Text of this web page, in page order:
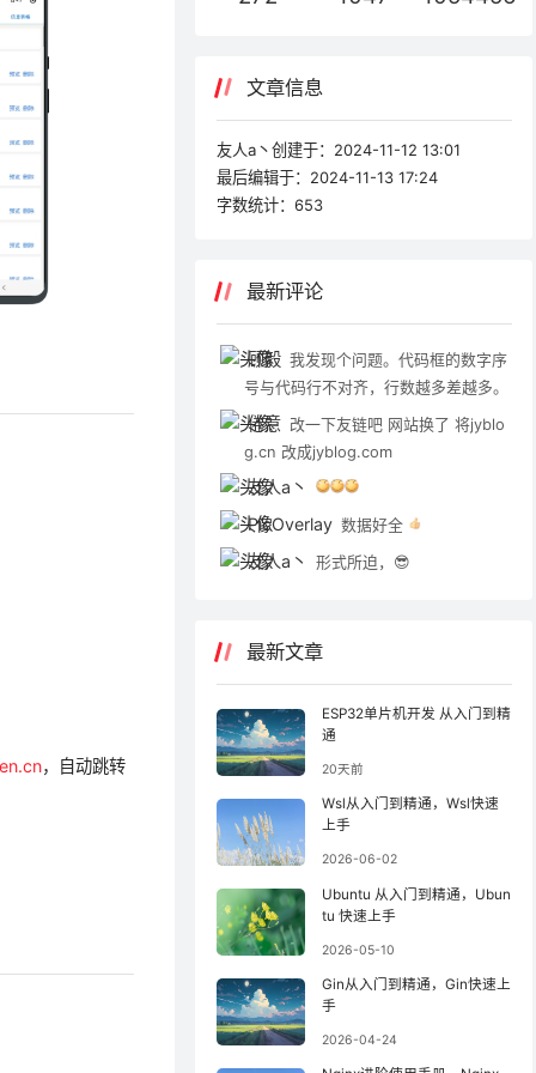
，自动跳转
文章信息
友人a丶创建于： 2024-11-12 13:01
最后编辑于： 2024-11-13 17:24
字数统计：653
最新评论
顾毅 我发现个问题。代码框的数字序
号与代码行不对齐，行数越多差越多。
倦意 改一下友链吧 网站换了 将jyblo
g.cn 改成jyblog.com
友人a丶
PicOverlay 数据好全
友人a丶 形式所迫，😎
最新文章
ESP32单片机开发 从入门到精
通
20天前
Wsl从入门到精通，Wsl快速
上手
2026-06-02
Ubuntu 从入门到精通，Ubun
tu 快速上手
2026-05-10
Gin从入门到精通，Gin快速上
手
2026-04-24